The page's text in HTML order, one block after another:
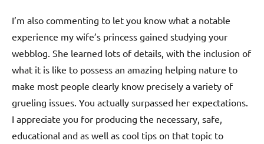
I’m also commenting to let you know what a notable
experience my wife’s princess gained studying your
webblog. She learned lots of details, with the inclusion of
what it is like to possess an amazing helping nature to
make most people clearly know precisely a variety of
grueling issues. You actually surpassed her expectations.
I appreciate you for producing the necessary, safe,
educational and as well as cool tips on that topic to